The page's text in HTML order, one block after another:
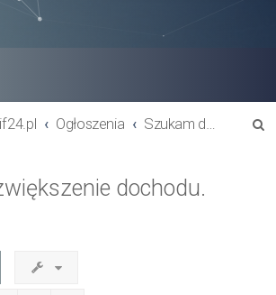
Ogłoszenia Szukam dostawcy towaru
dochodu.